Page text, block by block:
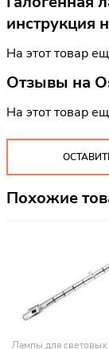
инструкция
На этот товар
Отзывы на
На этот товар
Похожие
Лампы для световых